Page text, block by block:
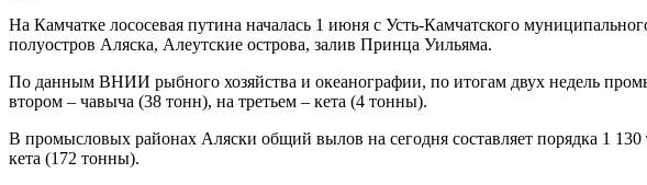
На Камчатке лососевая путина началась 1 июня с Усть-Камчатского
полуостров Аляска, Алеутские острова, залив Принца Уильяма.
По данным ВНИИ рыбного хозяйства и океанографии, по итогам двух недель
втором – чавыча (38 тонн), на третьем – кета (4 тонны).
В промысловых районах Аляски общий вылов на сегодня составляет порядка 1
кета (172 тонны).